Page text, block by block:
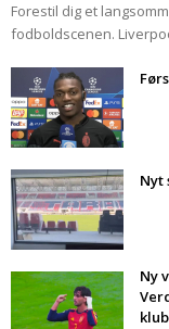
Forestil dig et
fodboldscenen.
Nyt
Ny